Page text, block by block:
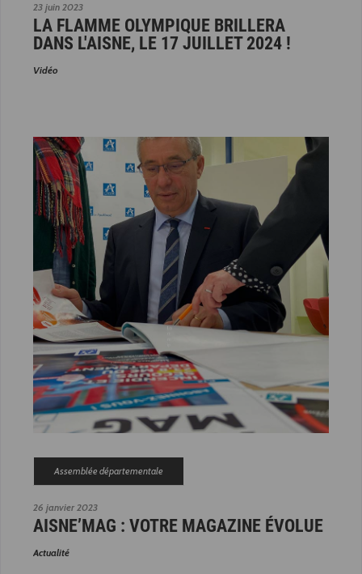
23 juin 2023
LA FLAMME OLYMPIQUE BRILLERA
DANS L'AISNE, LE 17 JUILLET 2024 !
Vidéo
26 janvier 2023
Assemblée départementale
AISNE’MAG : VOTRE MAGAZINE ÉVOLUE
Actualité